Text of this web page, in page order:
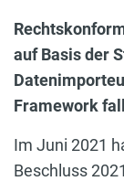
auf Basis der
Framework
Im Juni 2021
Beschluss